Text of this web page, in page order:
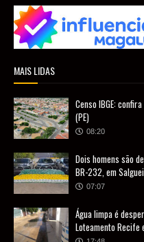
MAIS LIDAS
Censo IBGE:
(PE)
08:20
Dois homens são
BR-232, em
07:07
Água limpa é
Loteamento Recife